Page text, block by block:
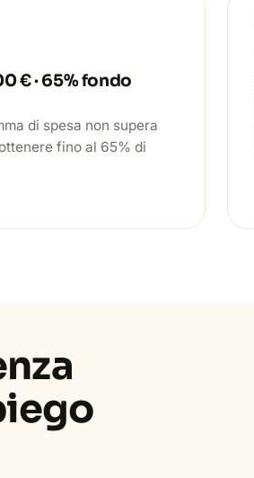
€ · 65% fondo
di spesa non supera
fino al 65% di